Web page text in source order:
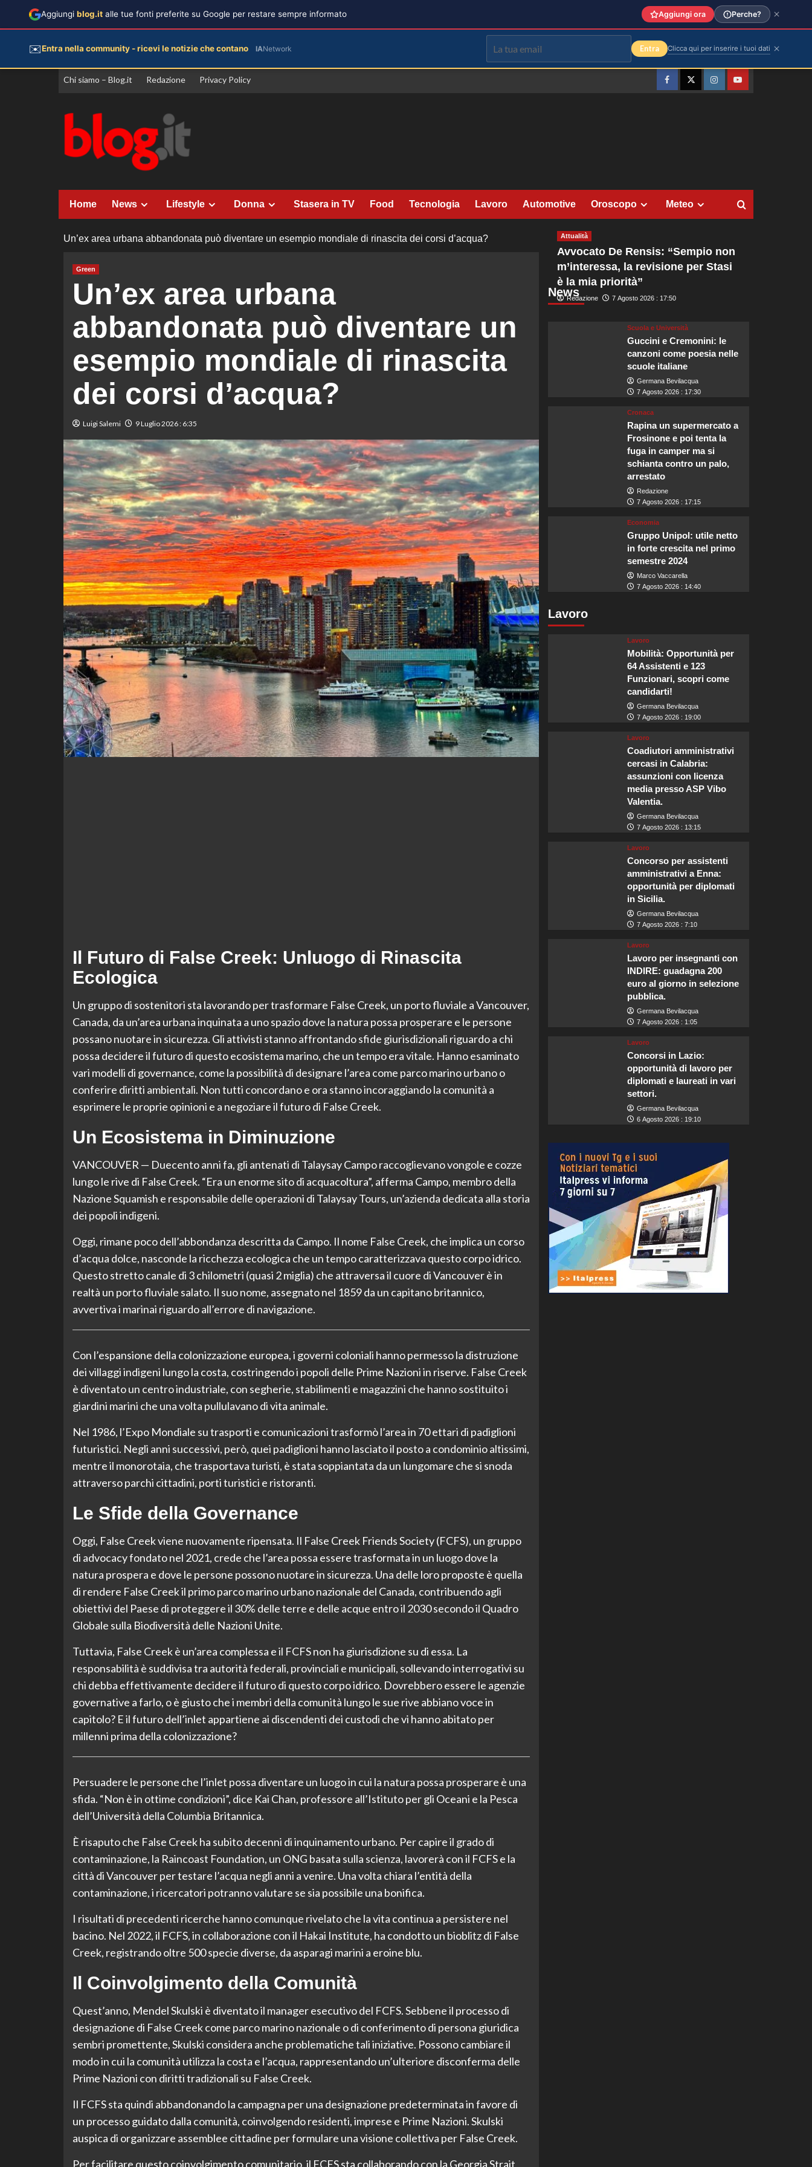
Vai
Chi siamo – Blog.it Redazione Privacy Policy
FacebookTwitterInstagramYouTube
Home News Lifestyle Donna Stasera in TV Food Tecnologia Lavoro Automotive Oroscopo Meteo
Un’ex area urbana abbandonata può diventare un esempio mondiale di rinascita dei corsi d’acqua?
Green
Un’ex area urbana
abbandonata può diventare un
esempio mondiale di rinascita
dei corsi d’acqua?
Luigi Salemi 9 Luglio 2026 : 6:35
Il Futuro di False Creek: Unluogo di Rinascita
Ecologica
Un gruppo di sostenitori sta lavorando per trasformare False Creek, un porto fluviale a Vancouver,
Canada, da un’area urbana inquinata a uno spazio dove la natura possa prosperare e le persone
possano nuotare in sicurezza. Gli attivisti stanno affrontando sfide giurisdizionali riguardo a chi
possa decidere il futuro di questo ecosistema marino, che un tempo era vitale. Hanno esaminato
vari modelli di governance, come la possibilità di designare l’area come parco marino urbano o
conferire diritti ambientali. Non tutti concordano e ora stanno incoraggiando la comunità a
esprimere le proprie opinioni e a negoziare il futuro di False Creek.
Un Ecosistema in Diminuzione
VANCOUVER — Duecento anni fa, gli antenati di Talaysay Campo raccoglievano vongole e cozze
lungo le rive di False Creek. “Era un enorme sito di acquacoltura”, afferma Campo, membro della
Nazione Squamish e responsabile delle operazioni di Talaysay Tours, un’azienda dedicata alla storia
dei popoli indigeni.
Oggi, rimane poco dell’abbondanza descritta da Campo. Il nome False Creek, che implica un corso
d’acqua dolce, nasconde la ricchezza ecologica che un tempo caratterizzava questo corpo idrico.
Questo stretto canale di 3 chilometri (quasi 2 miglia) che attraversa il cuore di Vancouver è in
realtà un porto fluviale salato. Il suo nome, assegnato nel 1859 da un capitano britannico,
avvertiva i marinai riguardo all’errore di navigazione.
Con l’espansione della colonizzazione europea, i governi coloniali hanno permesso la distruzione
dei villaggi indigeni lungo la costa, costringendo i popoli delle Prime Nazioni in riserve. False Creek
è diventato un centro industriale, con segherie, stabilimenti e magazzini che hanno sostituito i
giardini marini che una volta pullulavano di vita animale.
Nel 1986, l’Expo Mondiale su trasporti e comunicazioni trasformò l’area in 70 ettari di padiglioni
futuristici. Negli anni successivi, però, quei padiglioni hanno lasciato il posto a condominio altissimi,
mentre il monorotaia, che trasportava turisti, è stata soppiantata da un lungomare che si snoda
attraverso parchi cittadini, porti turistici e ristoranti.
Le Sfide della Governance
Oggi, False Creek viene nuovamente ripensata. Il False Creek Friends Society (FCFS), un gruppo
di advocacy fondato nel 2021, crede che l’area possa essere trasformata in un luogo dove la
natura prospera e dove le persone possono nuotare in sicurezza. Una delle loro proposte è quella
di rendere False Creek il primo parco marino urbano nazionale del Canada, contribuendo agli
obiettivi del Paese di proteggere il 30% delle terre e delle acque entro il 2030 secondo il Quadro
Globale sulla Biodiversità delle Nazioni Unite.
Tuttavia, False Creek è un’area complessa e il FCFS non ha giurisdizione su di essa. La
responsabilità è suddivisa tra autorità federali, provinciali e municipali, sollevando interrogativi su
chi debba effettivamente decidere il futuro di questo corpo idrico. Dovrebbero essere le agenzie
governative a farlo, o è giusto che i membri della comunità lungo le sue rive abbiano voce in
capitolo? E il futuro dell’inlet appartiene ai discendenti dei custodi che vi hanno abitato per
millenni prima della colonizzazione?
Persuadere le persone che l’inlet possa diventare un luogo in cui la natura possa prosperare è una
sfida. “Non è in ottime condizioni”, dice Kai Chan, professore all’Istituto per gli Oceani e la Pesca
dell’Università della Columbia Britannica.
È risaputo che False Creek ha subito decenni di inquinamento urbano. Per capire il grado di
contaminazione, la Raincoast Foundation, un ONG basata sulla scienza, lavorerà con il FCFS e la
città di Vancouver per testare l’acqua negli anni a venire. Una volta chiara l’entità della
contaminazione, i ricercatori potranno valutare se sia possibile una bonifica.
I risultati di precedenti ricerche hanno comunque rivelato che la vita continua a persistere nel
bacino. Nel 2022, il FCFS, in collaborazione con il Hakai Institute, ha condotto un bioblitz di False
Creek, registrando oltre 500 specie diverse, da asparagi marini a eroine blu.
Il Coinvolgimento della Comunità
Quest’anno, Mendel Skulski è diventato il manager esecutivo del FCFS. Sebbene il processo di
designazione di False Creek come parco marino nazionale o di conferimento di persona giuridica
sembri promettente, Skulski considera anche problematiche tali iniziative. Possono cambiare il
modo in cui la comunità utilizza la costa e l’acqua, rappresentando un’ulteriore disconferma delle
Prime Nazioni con diritti tradizionali su False Creek.
Il FCFS sta quindi abbandonando la campagna per una designazione predeterminata in favore di
un processo guidato dalla comunità, coinvolgendo residenti, imprese e Prime Nazioni. Skulski
auspica di organizzare assemblee cittadine per formulare una visione collettiva per False Creek.
Per facilitare questo coinvolgimento comunitario, il FCFS sta collaborando con la Georgia Strait
News
Attualità
Avvocato De Rensis: “Sempio non
m’interessa, la revisione per Stasi
è la mia priorità”
Redazione 7 Agosto 2026 : 17:50
Scuola e Università
Guccini e Cremonini: le
canzoni come poesia nelle
scuole italiane
Germana Bevilacqua
7 Agosto 2026 : 17:30
Cronaca
Rapina un supermercato a
Frosinone e poi tenta la
fuga in camper ma si
schianta contro un palo,
arrestato
Redazione
7 Agosto 2026 : 17:15
Economia
Gruppo Unipol: utile netto
in forte crescita nel primo
semestre 2024
Marco Vaccarella
7 Agosto 2026 : 14:40
Lavoro
Lavoro
Mobilità: Opportunità per
64 Assistenti e 123
Funzionari, scopri come
candidarti!
Germana Bevilacqua
7 Agosto 2026 : 19:00
Lavoro
Coadiutori amministrativi
cercasi in Calabria:
assunzioni con licenza
media presso ASP Vibo
Valentia.
Germana Bevilacqua
7 Agosto 2026 : 13:15
Lavoro
Concorso per assistenti
amministrativi a Enna:
opportunità per diplomati
in Sicilia.
Germana Bevilacqua
7 Agosto 2026 : 7:10
Lavoro
Lavoro per insegnanti con
INDIRE: guadagna 200
euro al giorno in selezione
pubblica.
Germana Bevilacqua
7 Agosto 2026 : 1:05
Lavoro
Concorsi in Lazio:
opportunità di lavoro per
diplomati e laureati in vari
settori.
Germana Bevilacqua
6 Agosto 2026 : 19:10
Aggiungi blog.it alle tue fonti preferite su Google per restare sempre informato Aggiungi ora Perche?
✉️Entra nella community - ricevi le notizie che contano IANetwork Entra Clicca qui per inserire i tuoi dati